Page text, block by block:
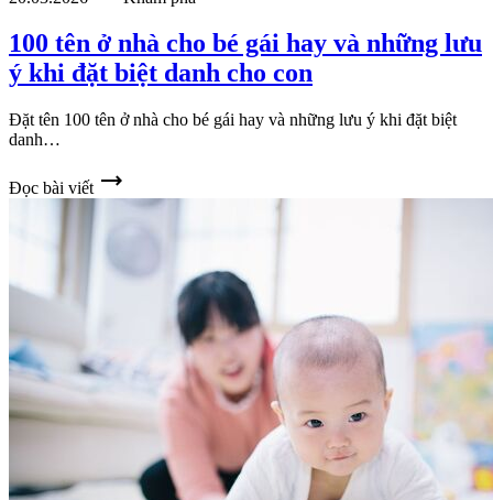
100 tên ở nhà cho bé gái hay và những lưu
ý khi đặt biệt danh cho con
Đặt tên 100 tên ở nhà cho bé gái hay và những lưu ý khi đặt biệt
danh…
Đọc bài viết trending_flat